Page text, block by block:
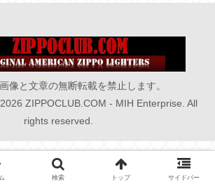
像と文章の無断転載を禁止します。
ZIPPOCLUB.COM - MIH Enterprise. All
rights reserved.
検索 トップ サイドバー